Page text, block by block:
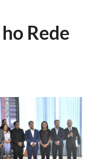
Rede